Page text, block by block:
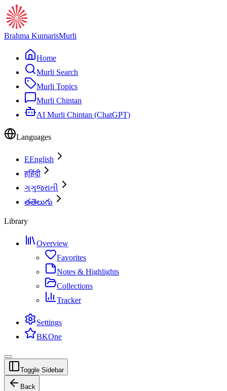
Brahma KumarisMurli
Home
Murli Search
Murli Topics
Murli Chintan
AI Murli Chintan (ChatGPT)
Languages
EEnglish
हहिंदी
ગગુજરાતી
తతెలుగు
Library
Overview
Favorites
Notes & Highlights
Collections
Tracker
Settings
BKOne
Toggle Sidebar
Back